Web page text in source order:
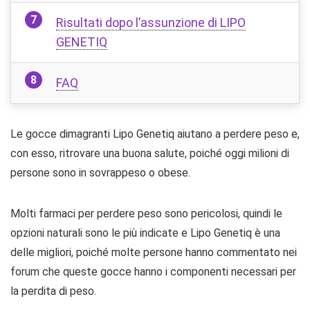
Risultati dopo l’assunzione di LIPO
GENETIQ
FAQ
Le gocce dimagranti Lipo Genetiq aiutano a perdere peso e,
con esso, ritrovare una buona salute, poiché oggi milioni di
persone sono in sovrappeso o obese.
Molti farmaci per perdere peso sono pericolosi, quindi le
opzioni naturali sono le più indicate e Lipo Genetiq è una
delle migliori, poiché molte persone hanno commentato nei
forum che queste gocce hanno i componenti necessari per
la perdita di peso.